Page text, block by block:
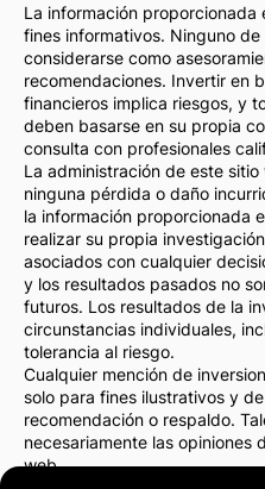
La información proporcionada
fines informativos. Ninguno
considerarse como
recomendaciones. Invertir en
financieros implica riesgos, y
deben basarse en su propia
consulta con profesionales
La administración de este
ninguna pérdida o daño
la información proporcionada
realizar su propia
asociados con cualquier
y los resultados pasados no
futuros. Los resultados de la
circunstancias individuales,
tolerancia al riesgo.
Cualquier mención de
solo para fines ilustrativos y
recomendación o respaldo.
necesariamente las opiniones
web.